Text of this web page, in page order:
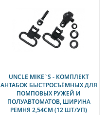
UNCLE MIKE`S - КОМПЛЕКТ
АНТАБОК БЫСТРОСЪЁМНЫХ ДЛЯ
ПОМПОВЫХ РУЖЕЙ И
ПОЛУАВТОМАТОВ, ШИРИНА
РЕМНЯ 2,54СМ (12 ШТ/УП)